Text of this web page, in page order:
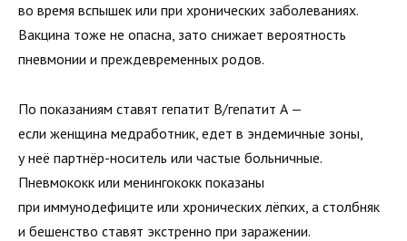
во время вспышек или при хронических заболеваниях.
Вакцина тоже не опасна, зато снижает вероятность
пневмонии и преждевременных родов.
По показаниям ставят гепатит B/гепатит А —
если женщина медработник, едет в эндемичные зоны,
у неё партнёр-носитель или частые больничные.
Пневмококк или менингококк показаны
при иммунодефиците или хронических лёгких, а столбняк
и бешенство ставят экстренно при заражении.